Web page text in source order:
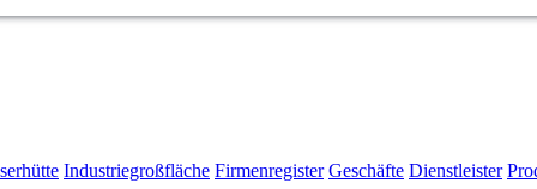
Industriegroßfläche Firmenregister Geschäfte Dienstleister